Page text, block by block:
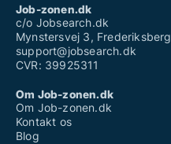
Job-zonen.dk
c/o Jobsearch.dk
Mynstersvej 3, Frederiksberg
support@jobsearch.dk
CVR: 39925311
Om Job-zonen.dk
Om Job-zonen.dk
Kontakt os
Blog